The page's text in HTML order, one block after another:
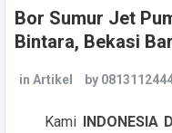
Bor Sumur Jet
Bintara, Bekasi
in Artikel by
Kami INDONESIA